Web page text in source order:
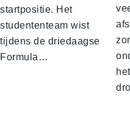
startpositie. Het
studententeam wist
tijdens de driedaagse
Formula…